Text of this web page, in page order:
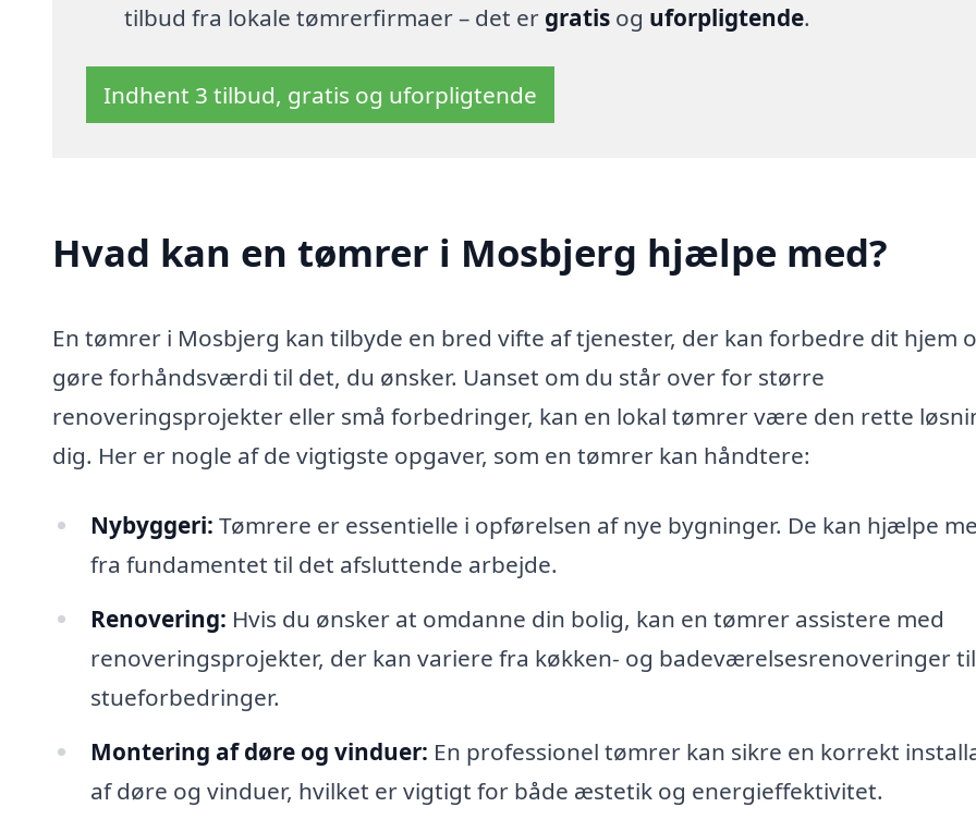
tilbud fra lokale tømrerfirmaer – det er gratisog uforpligtende.
Indhent 3 tilbud, gratis og uforpligtende
Hvad kan en tømrer i Mosbjerg hjælpe med?
En tømrer i Mosbjerg kan tilbyde en bred vifte af tjenester, der kan forbedre dit hjem
gøre forhåndsværdi til det, du ønsker. Uanset om du står over for større
renoveringsprojekter eller små forbedringer, kan en lokal tømrer være den rette
dig. Her er nogle af de vigtigste opgaver, som en tømrer kan håndtere:
Nybyggeri: Tømrere er essentielle i opførelsen af nye bygninger. De kan hjælpe
fra fundamentet til det afsluttende arbejde.
Renovering: Hvis du ønsker at omdanne din bolig, kan en tømrer assistere med
renoveringsprojekter, der kan variere fra køkken- og badeværelsesrenoveringer til
stueforbedringer.
Montering af døre og vinduer: En professionel tømrer kan sikre en korrekt
af døre og vinduer, hvilket er vigtigt for både æstetik og energieffektivitet.